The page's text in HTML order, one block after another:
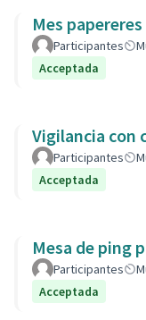
Mes
Participantes
Acceptada
Vigilancia con
Participantes
Acceptada
Mesa de ping
Participantes
Acceptada